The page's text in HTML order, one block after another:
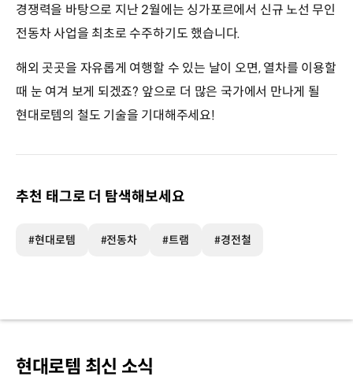
경쟁력을 바탕으로 지난 2월에는 싱가포르에서 신규 노선 무인
전동차 사업을 최초로 수주하기도 했습니다.
해외 곳곳을 자유롭게 여행할 수 있는 날이 오면, 열차를 이용할
때 눈 여겨 보게 되겠죠? 앞으로 더 많은 국가에서 만나게 될
현대로템의 철도 기술을 기대해주세요!
추천 태그로 더 탐색해보세요
#현대로템 #전동차 #트램 #경전철
현대로템 최신 소식